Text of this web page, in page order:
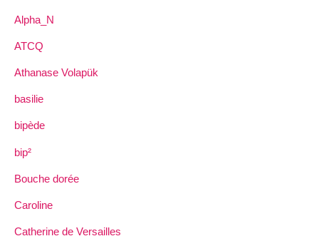
Alpha_N
ATCQ
Athanase Volapük
basilie
bipède
bip²
Bouche dorée
Caroline
Catherine de Versailles